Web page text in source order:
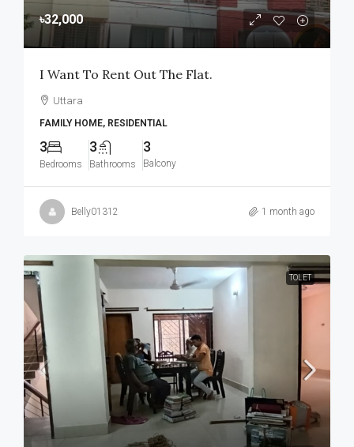
৳32,000
I Want To Rent Out The Flat.
Uttara
FAMILY HOME, RESIDENTIAL
3
Bedrooms
3
Bathrooms
3
Balcony
Belly01312 1 month ago
TOLET